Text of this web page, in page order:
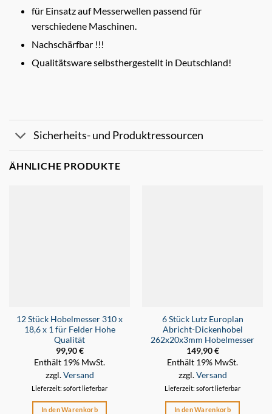
für Einsatz auf Messerwellen passend für
verschiedene Maschinen.
Nachschärfbar !!!
Qualitätsware selbsthergestellt in Deutschland!
Sicherheits- und Produktressourcen
ÄHNLICHE PRODUKTE
12 Stück Hobelmesser 310 x
18,6 x 1 für Felder Hohe
Qualität
99,90€
Enthält 19% MwSt.
zzgl.Versand
Lieferzeit: sofort lieferbar
In den Warenkorb
6 Stück Lutz Europlan
Abricht-Dickenhobel
262x20x3mm Hobelmesser
149,90€
Enthält 19% MwSt.
zzgl.Versand
Lieferzeit: sofort lieferbar
In den Warenkorb